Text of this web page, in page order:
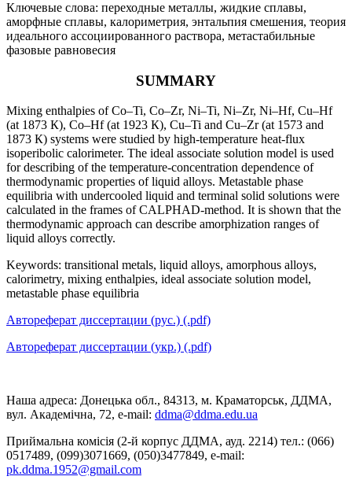
Ключевые слова: переходные металлы, жидкие сплавы,
аморфные сплавы, калориметрия, энтальпия смешения, теория
идеального ассоциированного раствора, метастабильные
фазовые равновесия
SUMMARY
Mixing enthalpies of Co–Ti, Co–Zr, Ni–Ti, Ni–Zr, Ni–Hf, Cu–Hf
(at 1873 К), Co–Hf (at 1923 К), Cu–Ti and Cu–Zr (at 1573 and
1873 К) systems were studied by high-temperature heat-flux
isoperibolic calorimeter. The ideal associate solution model is used
for describing of the temperature-concentration dependence of
thermodynamic properties of liquid alloys. Metastable phase
equilibria with undercooled liquid and terminal solid solutions were
calculated in the frames of CALPHAD-method. It is shown that the
thermodynamic approach can describe amorphization ranges of
liquid alloys correctly.
Keywords: transitional metals, liquid alloys, amorphous alloys,
calorimetry, mixing enthalpies, ideal associate solution model,
metastable phase equilibria
Автореферат диссертации (рус.) (.pdf)
Автореферат диссертации (укр.) (.pdf)
Наша адреса: Донецька обл., 84313, м. Краматорськ, ДДМА,
вул. Академічна, 72, е-mail: ddma@ddma.edu.ua
Приймальна комісія (2-й корпус ДДМА, ауд. 2214) тел.: (066)
0517489, (099)3071669, (050)3477849, e-mail:
pk.ddma.1952@gmail.com